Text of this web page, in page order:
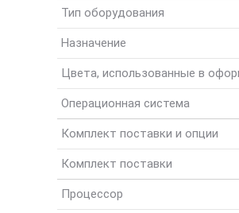
Тип оборудования
Назначение
Цвета, использованные в
Операционная система
Комплект поставки и опции
Комплект поставки
Процессор